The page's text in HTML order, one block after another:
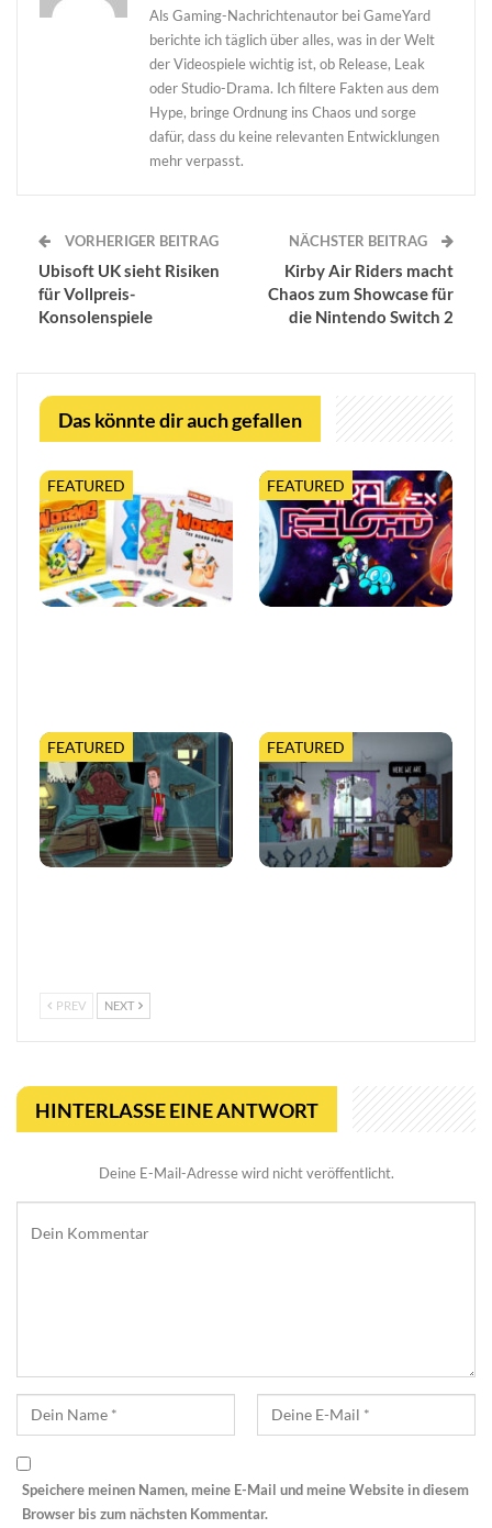
Als Gaming-Nachrichtenautor bei GameYard
berichte ich täglich über alles, was in der Welt
der Videospiele wichtig ist, ob Release, Leak
oder Studio-Drama. Ich filtere Fakten aus dem
Hype, bringe Ordnung ins Chaos und sorge
dafür, dass du keine relevanten Entwicklungen
mehr verpasst.
VORHERIGER BEITRAG
Ubisoft UK sieht Risiken
für Vollpreis-
Konsolenspiele
NÄCHSTER BEITRAG
Kirby Air Riders macht
Chaos zum Showcase für
die Nintendo Switch 2
Das könnte dir auch gefallen
FEATURED FEATURED
FEATURED FEATURED
PREV NEXT
HINTERLASSE EINE ANTWORT
Deine E-Mail-Adresse wird nicht veröffentlicht.
Speichere meinen Namen, meine E-Mail und meine Website in diesem
Browser bis zum nächsten Kommentar.